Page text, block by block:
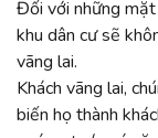
Đối với những
khu dân cư sẽ
vãng lai.
Khách vãng lai,
biến họ thành